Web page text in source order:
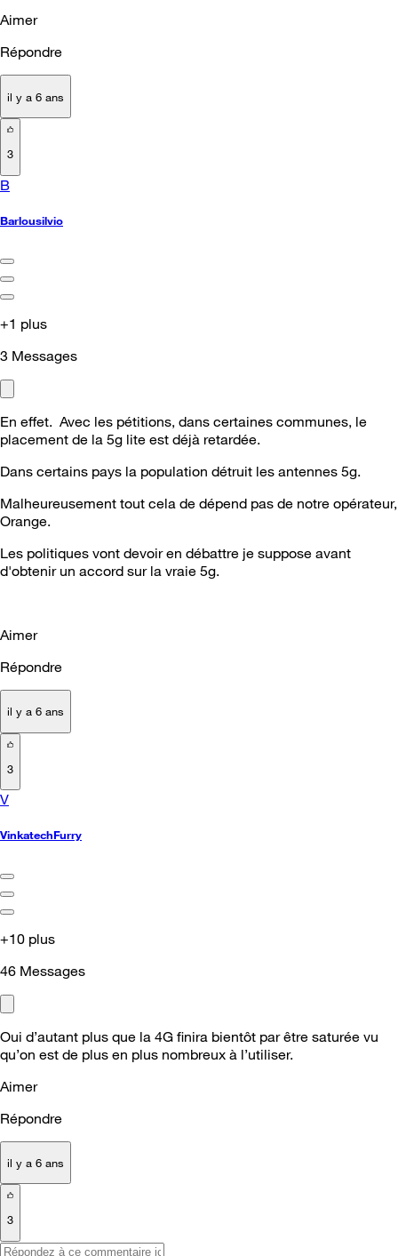
Aimer
Répondre
il y a 6 ans
3
B
Barlousilvio
+1 plus
3 Messages
En effet. Avec les pétitions, dans certaines communes, le
placement de la 5g lite est déjà retardée.
Dans certains pays la population détruit les antennes 5g.
Malheureusement tout cela de dépend pas de notre opérateur,
Orange.
Les politiques vont devoir en débattre je suppose avant
d'obtenir un accord sur la vraie 5g.
Aimer
Répondre
il y a 6 ans
3
V
VinkatechFurry
+10 plus
46 Messages
Oui d’autant plus que la 4G finira bientôt par être saturée vu
qu’on est de plus en plus nombreux à l’utiliser.
Aimer
Répondre
il y a 6 ans
3